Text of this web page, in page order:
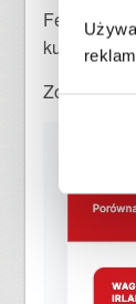
Fedex,
kurierem
Zobacz